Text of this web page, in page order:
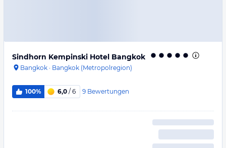
Sindhorn Kempinski Hotel Bangkok
Bangkok · Bangkok (Metropolregion)
100% 6,0 / 6 9 Bewertungen